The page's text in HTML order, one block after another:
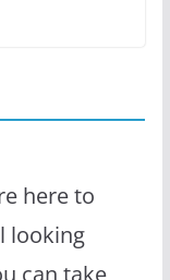
here to
looking
can take